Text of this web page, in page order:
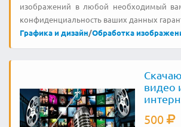
изображений в любой необходимый
конфиденциальность ваших данных
Графика и дизайн/Обработка
видео
500